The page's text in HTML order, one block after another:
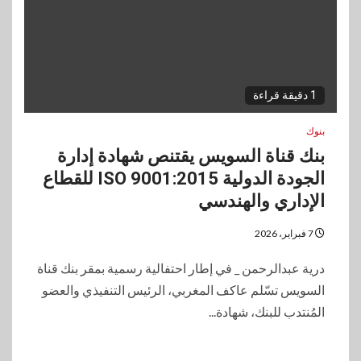
1 دقيقة قراءة
بنوك
بنك قناة السويس يقتنص شهادة إدارة
الجودة الدولية ISO 9001:2015 للقطاع
الإداري والهندسي
درية عبدالرحمن _ في إطار احتفالية رسمية بمقر بنك قناة
السويس تسّلم عاكف المغربي، الرئيس التنفيذي والعضو
المُنتدب للبنك، شهادة...